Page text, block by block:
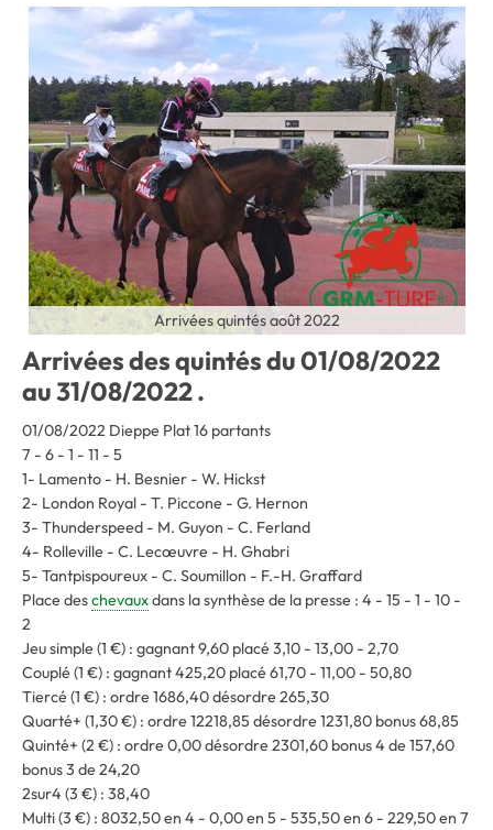
Arrivées quintés août 2022
Arrivées des quintés du 01/08/2022
au 31/08/2022 .
01/08/2022 Dieppe Plat 16 partants
7 - 6 - 1 - 11 - 5
1- Lamento - H. Besnier - W. Hickst
2- London Royal - T. Piccone - G. Hernon
3- Thunderspeed - M. Guyon - C. Ferland
4- Rolleville - C. Lecœuvre - H. Ghabri
5- Tantpispoureux - C. Soumillon - F.-H. Graffard
Place deschevauxdans la synthèse de la presse : 4 - 15 - 1 - 10 -
2
Jeu simple (1 €) : gagnant 9,60 placé 3,10 - 13,00 - 2,70
Couplé (1 €) : gagnant 425,20 placé 61,70 - 11,00 - 50,80
Tiercé (1 €) : ordre 1686,40 désordre 265,30
Quarté+ (1,30 €) : ordre 12218,85 désordre 1231,80 bonus 68,85
Quinté+ (2 €) : ordre 0,00 désordre 2301,60 bonus 4 de 157,60
bonus 3 de 24,20
2sur4 (3 €) : 38,40
Multi (3 €) : 8032,50 en 4 - 0,00 en 5 - 535,50 en 6 - 229,50 en 7